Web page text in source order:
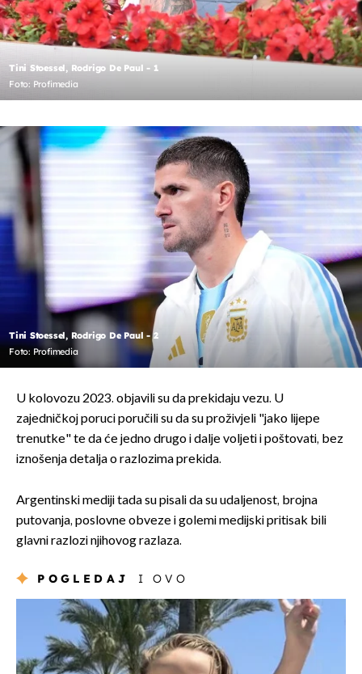
Tini Stoessel, Rodrigo De Paul - 1
Foto: Profimedia
Tini Stoessel, Rodrigo De Paul - 2
Foto: Profimedia
U kolovozu 2023. objavili su da prekidaju vezu. U
zajedničkoj poruci poručili su da su proživjeli "jako lijepe
trenutke" te da će jedno drugo i dalje voljeti i poštovati, bez
iznošenja detalja o razlozima prekida.
Argentinski mediji tada su pisali da su udaljenost, brojna
putovanja, poslovne obveze i golemi medijski pritisak bili
glavni razlozi njihovog razlaza.
POGLEDAJ I OVO